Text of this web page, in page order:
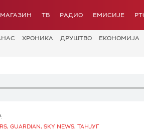
МАГАЗИН ТВ РАДИО ЕМИСИЈЕ
ХРОНИКА ДРУШТВО ЕКОНОМИЈА
GUARDIAN, SKY NEWS, ТАНЈУГ